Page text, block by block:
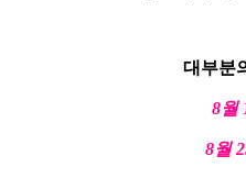
대부분
8월
8월